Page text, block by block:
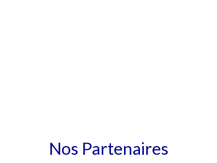
Nos Partenaires